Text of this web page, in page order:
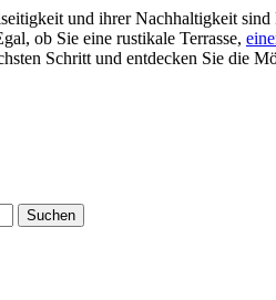
und ihrer Nachhaltigkeit
ob Sie eine rustikale Terrasse,
Schritt und entdecken Sie die